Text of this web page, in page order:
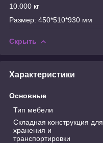
10.000 кг
Размер: 450*510*930 мм
Скрыть
Характеристики
Основные
Тип мебели
Складная конструкция для
хранения и
транспортировки